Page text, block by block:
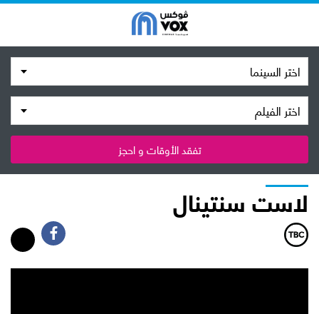
اختر السينما
اختر الفيلم
تفقد الأوقات و احجز
لاست سنتينال